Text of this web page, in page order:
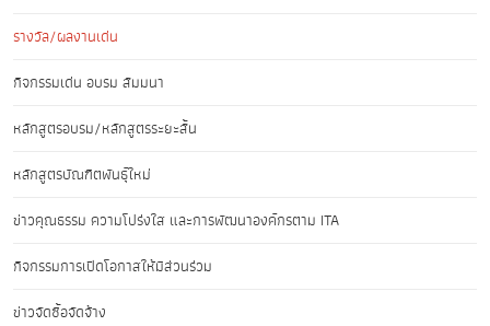
รางวัล/ผลงานเด่น
กิจกรรมเด่น อบรม สัมมนา
หลักสูตรอบรม/หลักสูตรระยะสั้น
หลักสูตรบัณฑิตพันธุ์ใหม่
ข่าวคุณธรรม ความโปร่งใส และการพัฒนาองค์กรตาม ITA
กิจกรรมการเปิดโอกาสให้มีส่วนร่วม
ข่าวจัดซื้อจัดจ้าง